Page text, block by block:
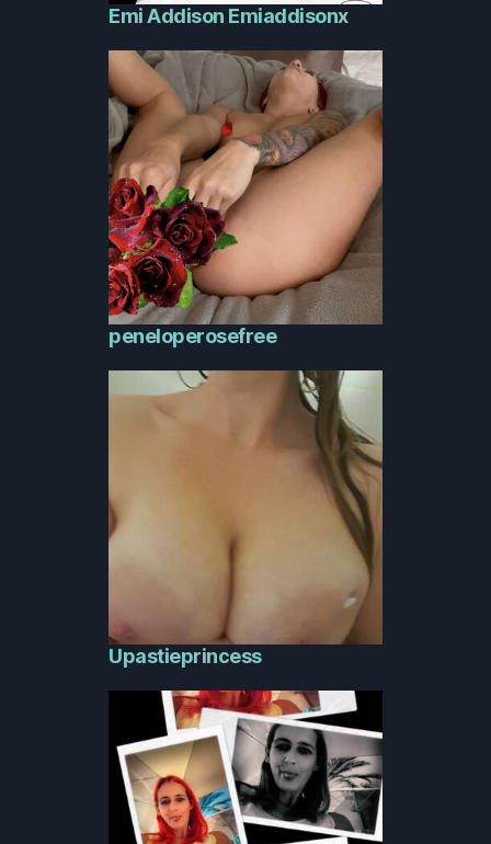
Emi Addison Emiaddisonx
peneloperosefree
Upastieprincess